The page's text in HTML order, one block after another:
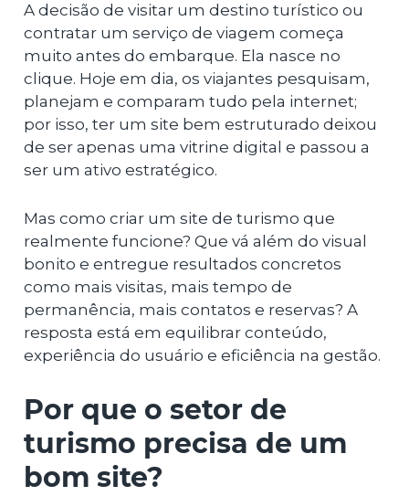
A decisão de visitar um destino turístico ou
contratar um serviço de viagem começa
muito antes do embarque. Ela nasce no
clique. Hoje em dia, os viajantes pesquisam,
planejam e comparam tudo pela internet;
por isso, ter um site bem estruturado deixou
de ser apenas uma vitrine digital e passou a
ser um ativo estratégico.
Mas como criar um site de turismo que
realmente funcione? Que vá além do visual
bonito e entregue resultados concretos
como mais visitas, mais tempo de
permanência, mais contatos e reservas? A
resposta está em equilibrar conteúdo,
experiência do usuário e eficiência na gestão.
Por que o setor de
turismo precisa de um
bom site?